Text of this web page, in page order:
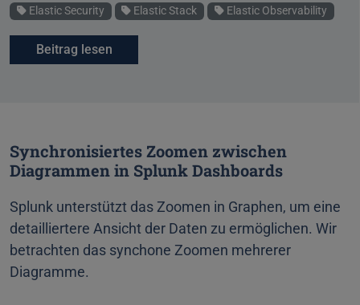
Schlagworte
Elastic Security Elastic Stack Elastic Observability
Beitrag lesen
Synchronisiertes Zoomen zwischen
Diagrammen in Splunk Dashboards
Splunk unterstützt das Zoomen in Graphen, um eine
detailliertere Ansicht der Daten zu ermöglichen. Wir
betrachten das synchone Zoomen mehrerer
Diagramme.